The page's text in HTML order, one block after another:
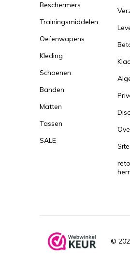
Beschermers
Trainingsmiddelen
Oefenwapens
Kleding
Schoenen
Banden
Matten
Tassen
SALE
©